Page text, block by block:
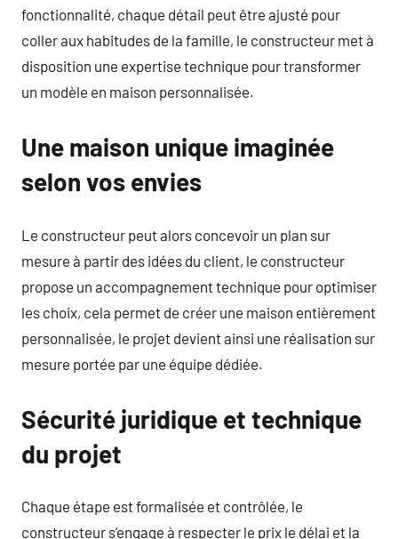
fonctionnalité, chaque détail peut être ajusté pour
coller aux habitudes de la famille, le constructeur met à
disposition une expertise technique pour transformer
un modèle en maison personnalisée.
Une maison unique imaginée
selon vos envies
Le constructeur peut alors concevoir un plan sur
mesure à partir des idées du client, le constructeur
propose un accompagnement technique pour optimiser
les choix, cela permet de créer une maison entièrement
personnalisée, le projet devient ainsi une réalisation sur
mesure portée par une équipe dédiée.
Sécurité juridique et technique
du projet
Chaque étape est formalisée et contrôlée, le
constructeur s’engage à respecter le prix le délai et la